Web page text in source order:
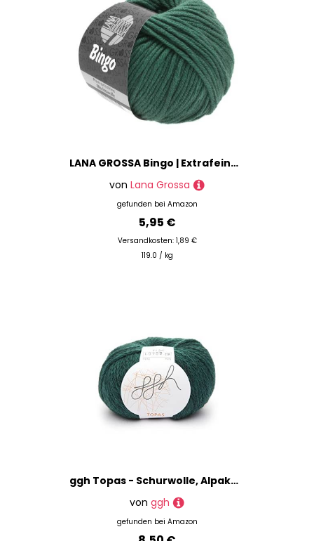
LANA GROSSA Bingo | Extrafeine Merinowolle waschmaschinenfest und filzfrei | Handstrickgarn aus 100% Schurwolle (Merino extrafein) | 50g Wolle zum Stricken & Häkeln | 80m Garn FB 189
von Lana Grossa
gefunden bei Amazon
5,95 €
Versandkosten: 1,89 €
119.0 / kg
ggh Topas - Schurwolle, Alpaka Mischung - Wolle zum Stricken oder Häkeln - Farbe 032 - Ozeangrün
von ggh
gefunden bei Amazon